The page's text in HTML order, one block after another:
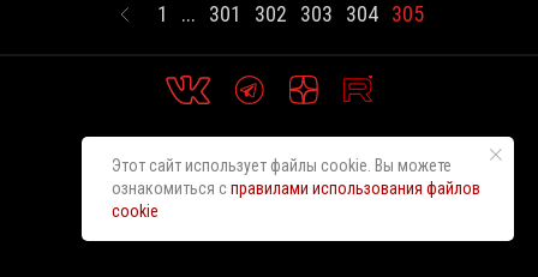
1 ... 301 302 303 304 305
Этот сайт использует файлы cookie. Вы можете
ознакомиться справилами использования файлов
cookie